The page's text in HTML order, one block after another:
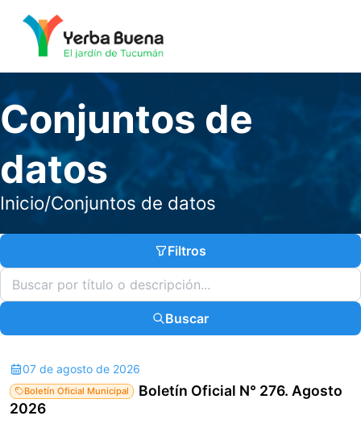
Conjuntos de
datos
Inicio/Conjuntos de datos
Filtros
Buscar
07 de agosto de 2026
Boletín Oficial Municipal
Boletín Oficial N° 276. Agosto
2026